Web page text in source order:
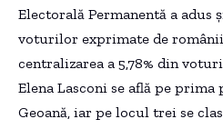
Electorală Permanentă a
voturilor exprimate de
centralizarea a 5,78% din
Elena Lasconi se află pe
Geoană, iar pe locul trei se